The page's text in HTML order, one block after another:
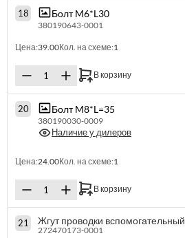
18 Болт M6*L30
380190643-0001
Цена:39.00Кол. на схеме:1
В корзину
20 Болт M8*L=35
380190030-0009
Наличие у дилеров
Цена:24.00Кол. на схеме:1
В корзину
21 Жгут проводки вспомогательный
272470173-0001